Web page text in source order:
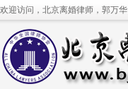
欢迎访问，北京离婚律师，郭万